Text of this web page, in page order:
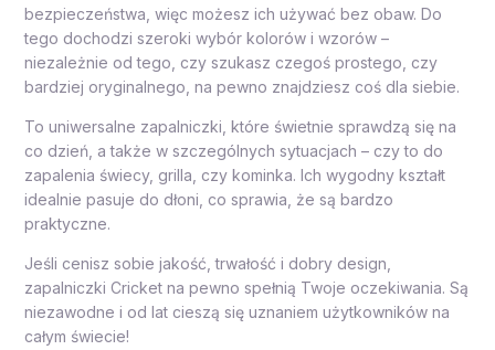
bezpieczeństwa, więc możesz ich używać bez obaw. Do
tego dochodzi szeroki wybór kolorów i wzorów –
niezależnie od tego, czy szukasz czegoś prostego, czy
bardziej oryginalnego, na pewno znajdziesz coś dla siebie.
To uniwersalne zapalniczki, które świetnie sprawdzą się na
co dzień, a także w szczególnych sytuacjach – czy to do
zapalenia świecy, grilla, czy kominka. Ich wygodny kształt
idealnie pasuje do dłoni, co sprawia, że są bardzo
praktyczne.
Jeśli cenisz sobie jakość, trwałość i dobry design,
zapalniczki Cricket na pewno spełnią Twoje oczekiwania. Są
niezawodne i od lat cieszą się uznaniem użytkowników na
całym świecie!